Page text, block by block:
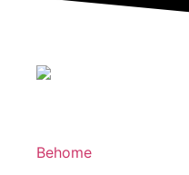
Behome